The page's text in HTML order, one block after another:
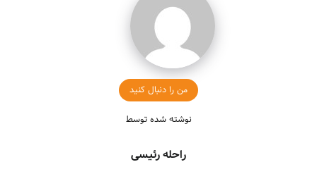
من را دنبال کنید
نوشته شده توسط
راحله رئیسی